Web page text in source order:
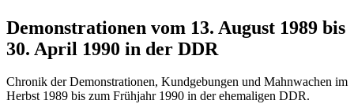
Demonstrationen vom 13. August 1989 bis
30. April 1990 in der DDR
Chronik der Demonstrationen, Kundgebungen und Mahnwachen im
Herbst 1989 bis zum Frühjahr 1990 in der ehemaligen DDR.